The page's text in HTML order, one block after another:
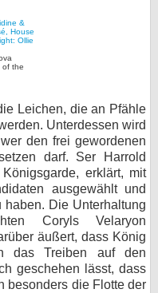
of the
Leichen, die an Pfähle
Unterdessen wird
den frei gewordenen
darf. Ser Harrold
erklärt, mit
ausgewählt und
Die Unterhaltung
Coryls Velaryon
äußert, dass König
das Treiben auf den
geschehen lässt, dass
besonders die Flotte der